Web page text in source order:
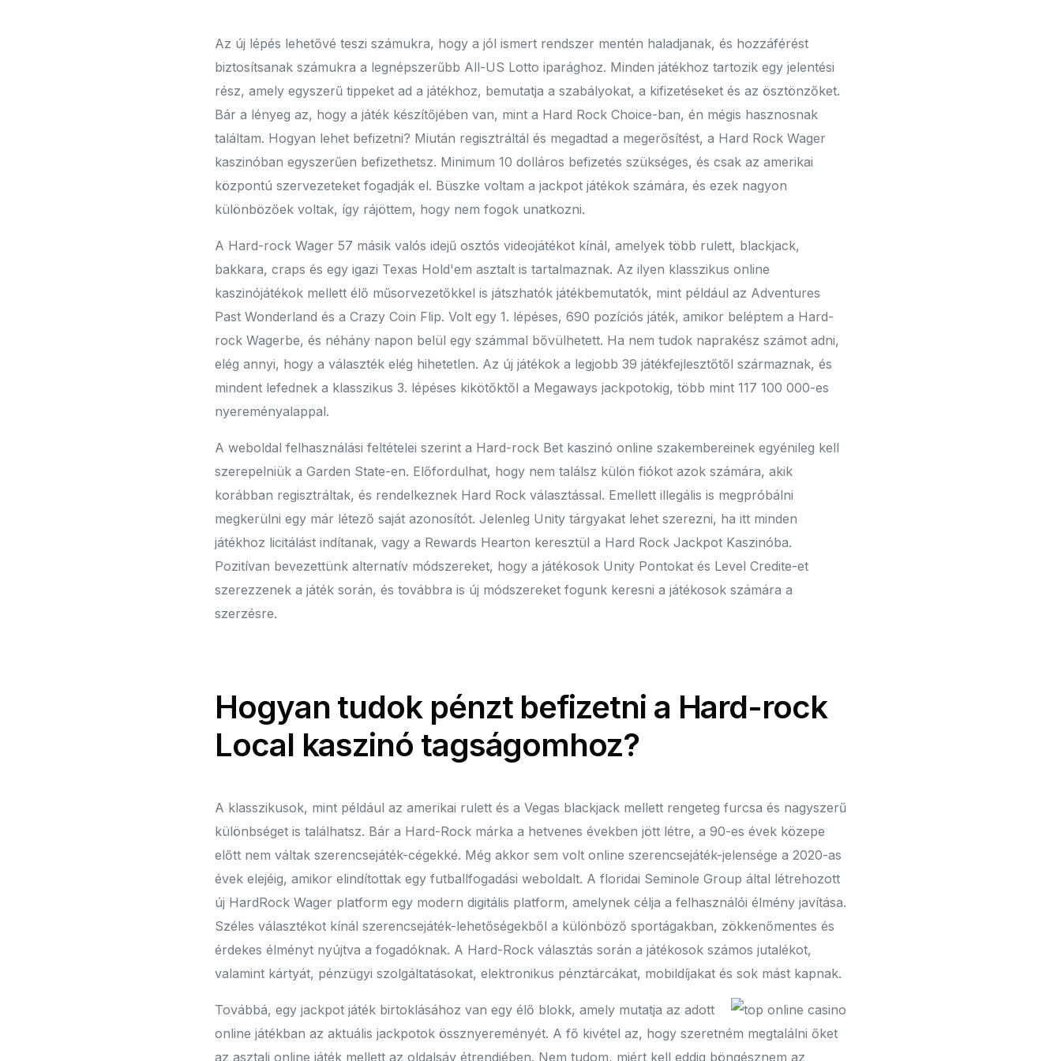
Az új lépés lehetővé teszi számukra, hogy a jól ismert rendszer mentén haladjanak, és hozzáférést
biztosítsanak számukra a legnépszerűbb All-US Lotto iparághoz. Minden játékhoz tartozik egy jelentési
rész, amely egyszerű tippeket ad a játékhoz, bemutatja a szabályokat, a kifizetéseket és az ösztönzőket.
Bár a lényeg az, hogy a játék készítőjében van, mint a Hard Rock Choice-ban, én mégis hasznosnak
találtam. Hogyan lehet befizetni? Miután regisztráltál és megadtad a megerősítést, a Hard Rock Wager
kaszinóban egyszerűen befizethetsz. Minimum 10 dolláros befizetés szükséges, és csak az amerikai
központú szervezeteket fogadják el. Büszke voltam a jackpot játékok számára, és ezek nagyon
különbözőek voltak, így rájöttem, hogy nem fogok unatkozni.
A Hard-rock Wager 57 másik valós idejű osztós videojátékot kínál, amelyek több rulett, blackjack,
bakkara, craps és egy igazi Texas Hold'em asztalt is tartalmaznak. Az ilyen klasszikus online
kaszinójátékok mellett élő műsorvezetőkkel is játszhatók játékbemutatók, mint például az Adventures
Past Wonderland és a Crazy Coin Flip. Volt egy 1. lépéses, 690 pozíciós játék, amikor beléptem a Hard-
rock Wagerbe, és néhány napon belül egy számmal bővülhetett. Ha nem tudok naprakész számot adni,
elég annyi, hogy a választék elég hihetetlen. Az új játékok a legjobb 39 játékfejlesztőtől származnak, és
mindent lefednek a klasszikus 3. lépéses kikötőktől a Megaways jackpotokig, több mint 117 100 000-es
nyereményalappal.
A weboldal felhasználási feltételei szerint a Hard-rock Bet kaszinó online szakembereinek egyénileg kell
szerepelniük a Garden State-en. Előfordulhat, hogy nem találsz külön fiókot azok számára, akik
korábban regisztráltak, és rendelkeznek Hard Rock választással. Emellett illegális is megpróbálni
megkerülni egy már létező saját azonosítót. Jelenleg Unity tárgyakat lehet szerezni, ha itt minden
játékhoz licitálást indítanak, vagy a Rewards Hearton keresztül a Hard Rock Jackpot Kaszinóba.
Pozitívan bevezettünk alternatív módszereket, hogy a játékosok Unity Pontokat és Level Credite-et
szerezzenek a játék során, és továbbra is új módszereket fogunk keresni a játékosok számára a
szerzésre.
Hogyan tudok pénzt befizetni a Hard-rock
Local kaszinó tagságomhoz?
A klasszikusok, mint például az amerikai rulett és a Vegas blackjack mellett rengeteg furcsa és nagyszerű
különbséget is találhatsz. Bár a Hard-Rock márka a hetvenes években jött létre, a 90-es évek közepe
előtt nem váltak szerencsejáték-cégekké. Még akkor sem volt online szerencsejáték-jelensége a 2020-as
évek elejéig, amikor elindítottak egy futballfogadási weboldalt. A floridai Seminole Group által létrehozott
új HardRock Wager platform egy modern digitális platform, amelynek célja a felhasználói élmény javítása.
Széles választékot kínál szerencsejáték-lehetőségekből a különböző sportágakban, zökkenőmentes és
érdekes élményt nyújtva a fogadóknak. A Hard-Rock választás során a játékosok számos jutalékot,
valamint kártyát, pénzügyi szolgáltatásokat, elektronikus pénztárcákat, mobildíjakat és sok mást kapnak.
Továbbá, egy jackpot játék birtoklásához van egy élő blokk, amely mutatja az adott
online játékban az aktuális jackpotok össznyereményét. A fő kivétel az, hogy szeretném megtalálni őket
az asztali online játék mellett az oldalsáv étrendjében. Nem tudom, miért kell eddig böngésznem az